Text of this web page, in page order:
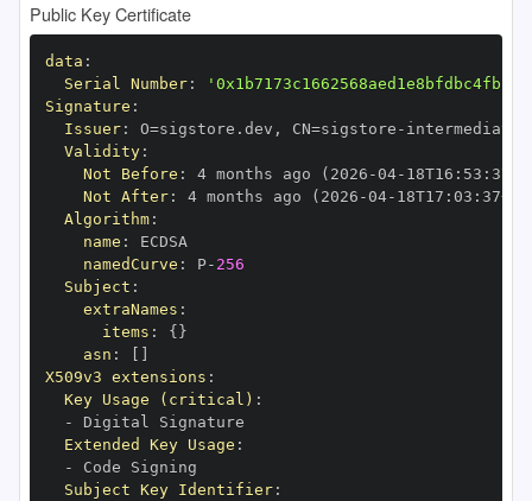
Public Key Certificate
data :
Serial Number:
Signature :
Issuer: O=sigstore.dev , CN=sigstore -
Validity:
Not Before : 4 months ago (2026 -04- 18T16 : 53 :
Not After: 4 months ago (2026 -04- 18T17 : 03 : 37+00
Algorithm:
name :
namedCurve : P- 256
Subject :
extraNames :
items : { }
asn :
X509v3 extensions :
Key Usage (critical) :
-
Extended Key Usage :
-
Subject Key Identifier: